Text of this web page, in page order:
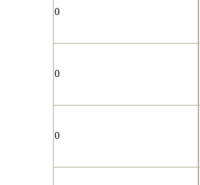
0
0
0